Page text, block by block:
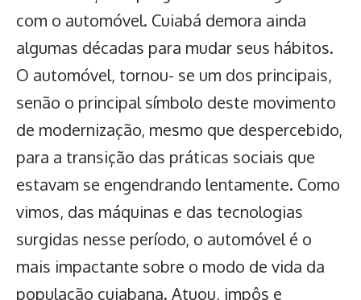
com o automóvel. Cuiabá demora ainda
algumas décadas para mudar seus hábitos.
O automóvel, tornou- se um dos principais,
senão o principal símbolo deste movimento
de modernização, mesmo que despercebido,
para a transição das práticas sociais que
estavam se engendrando lentamente. Como
vimos, das máquinas e das tecnologias
surgidas nesse período, o automóvel é o
mais impactante sobre o modo de vida da
população cuiabana. Atuou, impôs e